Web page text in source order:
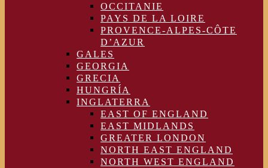
OCCITANIE
PAYS DE LA LOIRE
PROVENCE-ALPES-CÔTE
D’AZUR
GALES
GEORGIA
GRECIA
HUNGRÍA
INGLATERRA
EAST OF ENGLAND
EAST MIDLANDS
GREATER LONDON
NORTH EAST ENGLAND
NORTH WEST ENGLAND